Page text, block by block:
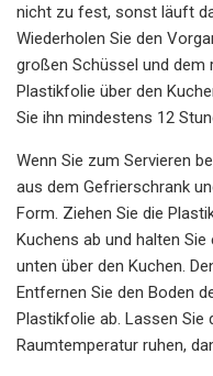
nicht zu fest, sonst läuft
Wiederholen Sie den
großen Schüssel und dem
Plastikfolie über den
Sie ihn mindestens 12
Wenn Sie zum Servieren
aus dem Gefrierschrank
Form. Ziehen Sie die
Kuchens ab und halten
unten über den Kuchen.
Entfernen Sie den Boden
Plastikfolie ab. Lassen Sie
Raumtemperatur ruhen,